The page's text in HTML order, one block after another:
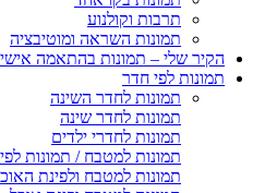
תרבות וקולנוע
תמונות השראה ומוטיבציה
הקיר שלי – תמונות בהתאמה
תמונות לפי חדר
תמונות לחדר השינה
תמונות לחדר שינה
תמונות לחדרי ילדים
תמונות למטבח / תמונות
תמונות למטבח ולפינת